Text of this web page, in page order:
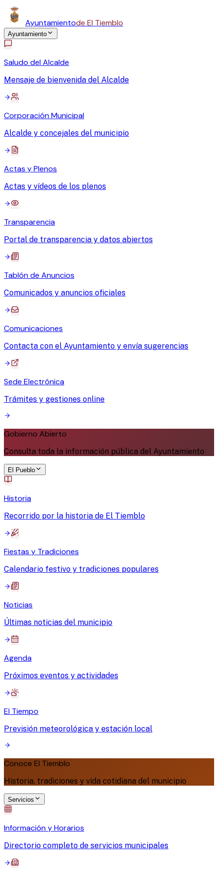
Ayuntamientode El Tiemblo
Ayuntamiento
Saludo del Alcalde
Mensaje de bienvenida del Alcalde
Corporación Municipal
Alcalde y concejales del municipio
Actas y Plenos
Actas y vídeos de los plenos
Transparencia
Portal de transparencia y datos abiertos
Tablón de Anuncios
Comunicados y anuncios oficiales
Comunicaciones
Contacta con el Ayuntamiento y envía sugerencias
Sede Electrónica
Trámites y gestiones online
Gobierno Abierto
Consulta toda la información pública del Ayuntamiento
El Pueblo
Historia
Recorrido por la historia de El Tiemblo
Fiestas y Tradiciones
Calendario festivo y tradiciones populares
Noticias
Últimas noticias del municipio
Agenda
Próximos eventos y actividades
El Tiempo
Previsión meteorológica y estación local
Conoce El Tiemblo
Historia, tradiciones y vida cotidiana del municipio
Servicios
Información y Horarios
Directorio completo de servicios municipales